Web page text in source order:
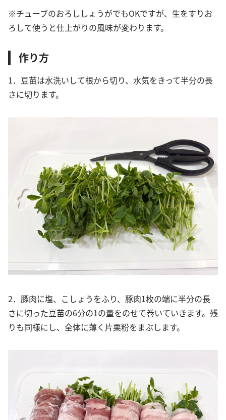
※チューブのおろししょうがでもOKですが、生をすりお
ろして使うと仕上がりの風味が変わります。
作り方
1．豆苗は水洗いして根から切り、水気をきって半分の長
さに切ります。
2．豚肉に塩、こしょうをふり、豚肉1枚の端に半分の長
さに切った豆苗の6分の1の量をのせて巻いていきます。残
りも同様にし、全体に薄く片栗粉をまぶします。